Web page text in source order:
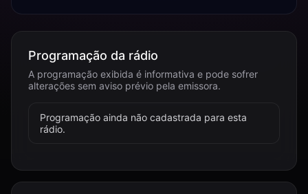
Programação da rádio
A programação exibida é informativa e pode sofrer
alterações sem aviso prévio pela emissora.
Programação ainda não cadastrada para esta
rádio.